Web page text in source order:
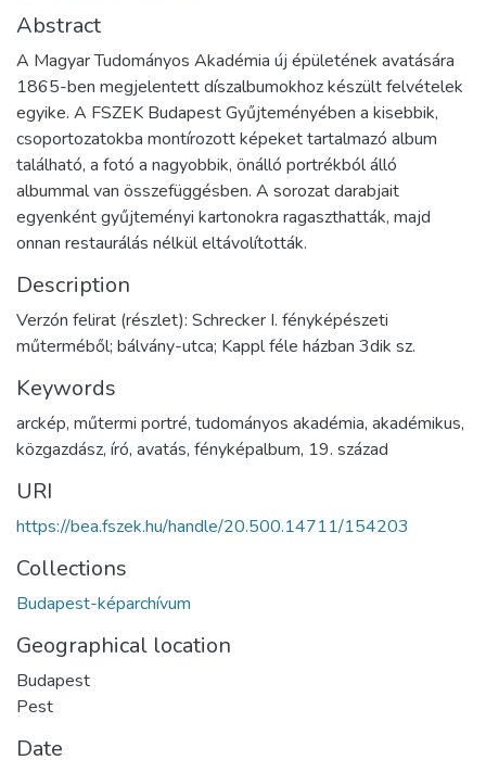
Abstract
A Magyar Tudományos Akadémia új épületének avatására
1865-ben megjelentett díszalbumokhoz készült felvételek
egyike. A FSZEK Budapest Gyűjteményében a kisebbik,
csoportozatokba montírozott képeket tartalmazó album
található, a fotó a nagyobbik, önálló portrékból álló
albummal van összefüggésben. A sorozat darabjait
egyenként gyűjteményi kartonokra ragaszthatták, majd
onnan restaurálás nélkül eltávolították.
Description
Verzón felirat (részlet): Schrecker I. fényképészeti
műterméből; bálvány-utca; Kappl féle házban 3dik sz.
Keywords
arckép, műtermi portré, tudományos akadémia, akadémikus,
közgazdász, író, avatás, fényképalbum, 19. század
URI
https://bea.fszek.hu/handle/20.500.14711/154203
Collections
Budapest-képarchívum
Geographical location
Budapest
Pest
Date